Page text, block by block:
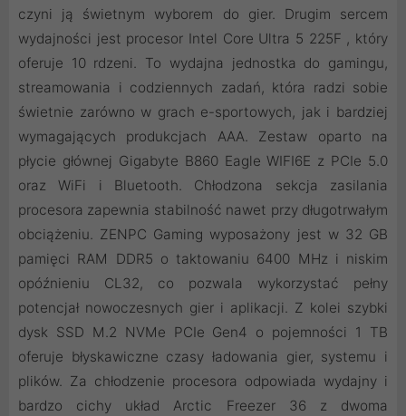
czyni ją świetnym wyborem do gier. Drugim sercem
wydajności jest procesor Intel Core Ultra 5 225F , który
oferuje 10 rdzeni. To wydajna jednostka do gamingu,
streamowania i codziennych zadań, która radzi sobie
świetnie zarówno w grach e-sportowych, jak i bardziej
wymagających produkcjach AAA. Zestaw oparto na
płycie głównej Gigabyte B860 Eagle WIFI6E z PCIe 5.0
oraz WiFi i Bluetooth. Chłodzona sekcja zasilania
procesora zapewnia stabilność nawet przy długotrwałym
obciążeniu. ZENPC Gaming wyposażony jest w 32 GB
pamięci RAM DDR5 o taktowaniu 6400 MHz i niskim
opóźnieniu CL32, co pozwala wykorzystać pełny
potencjał nowoczesnych gier i aplikacji. Z kolei szybki
dysk SSD M.2 NVMe PCIe Gen4 o pojemności 1 TB
oferuje błyskawiczne czasy ładowania gier, systemu i
plików. Za chłodzenie procesora odpowiada wydajny i
bardzo cichy układ Arctic Freezer 36 z dwoma